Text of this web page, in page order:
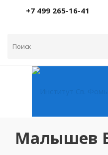
+7 499 265-16-41
Малышев